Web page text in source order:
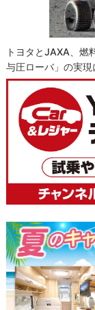
トヨタとJAXA、燃
与圧ローバ」の実